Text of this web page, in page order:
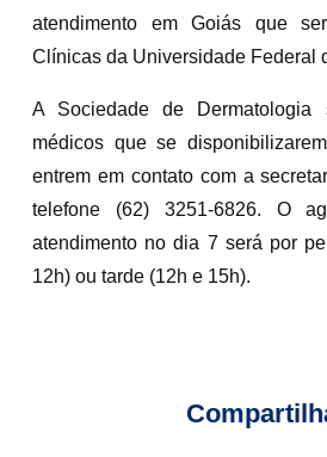
atendimento em Goiás que
Clínicas da Universidade Federal
A Sociedade de
médicos que se
entrem em contato com a
telefone (62) 3251-6826. O
atendimento no dia 7 será por
12h) ou tarde (12h e 15h).